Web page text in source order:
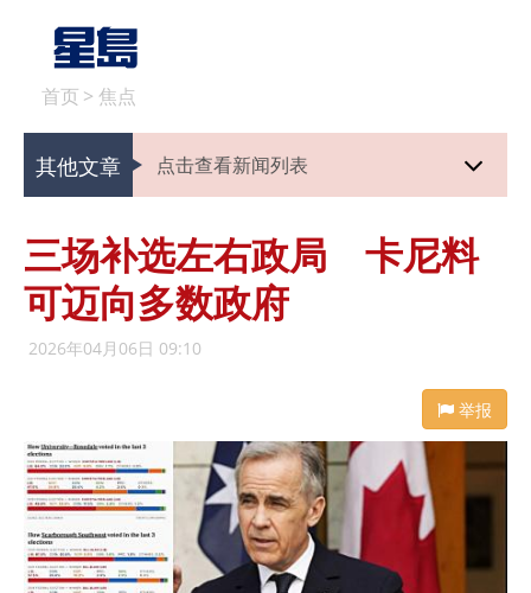
首页 > 焦点
其他文章 点击查看新闻列表
三场补选左右政局 卡尼料
可迈向多数政府
2026年04月06日 09:10
举报